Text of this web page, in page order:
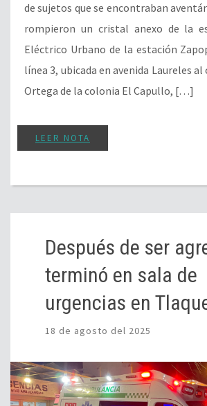
de sujetos que se encontraban
rompieron un cristal anexo de la
Eléctrico Urbano de la estación
línea 3, ubicada en avenida Laureles
Ortega de la colonia El Capullo, […]
LEER NOTA
Después de ser
terminó en sala de
urgencias en
18 de agosto del 2025